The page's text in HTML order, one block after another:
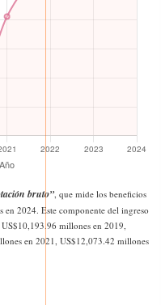
bruto”, que mide los beneficios
en 2024. Este componente del ingreso
millones en 2019,
en 2021, US$12,073.42 millones